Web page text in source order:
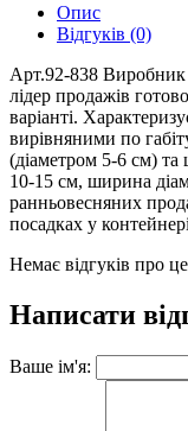
Опис
Відгуків (0)
Арт.92-838
лідер продажів
варіанті.
вирівняними по
(діаметром 5-6 см)
10-15 см, ширина
ранньовесняних
посадках у
Немає відгуків про
Написати
Ваше ім'я: